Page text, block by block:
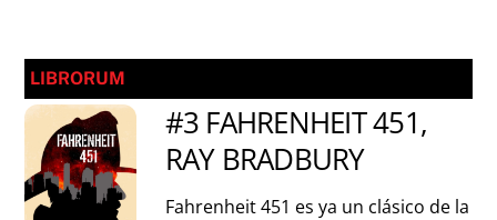
LIBRORUM
#3 FAHRENHEIT 451,
RAY BRADBURY
Fahrenheit 451 es ya un clásico de la